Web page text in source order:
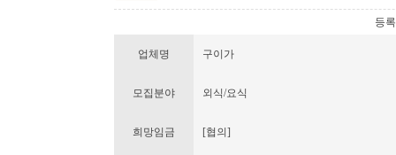
등
업체명 구이가
모집분야 외식/요식
희망임금 [협의]